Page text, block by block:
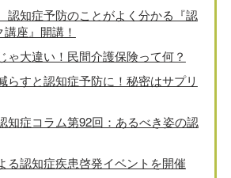
認知症予防のことがよく分かる『認
座』開講！
ゃ大違い！民間介護保険って何？
らすと認知症予防に！秘密はサプリ
知症コラム第92回：あるべき姿の認
る認知症疾患啓発イベントを開催